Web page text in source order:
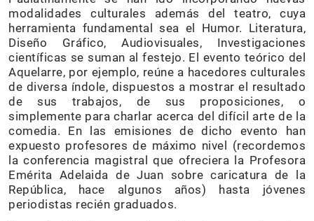
modalidades culturales además del teatro, cuya
herramienta fundamental sea el Humor. Literatura,
Diseño Gráfico, Audiovisuales, Investigaciones
científicas se suman al festejo. El evento teórico del
Aquelarre, por ejemplo, reúne a hacedores culturales
de diversa índole, dispuestos a mostrar el resultado
de sus trabajos, de sus proposiciones, o
simplemente para charlar acerca del difícil arte de la
comedia. En las emisiones de dicho evento han
expuesto profesores de máximo nivel (recordemos
la conferencia magistral que ofreciera la Profesora
Emérita Adelaida de Juan sobre caricatura de la
República, hace algunos años) hasta jóvenes
periodistas recién graduados.